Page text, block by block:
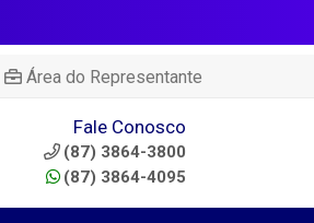
Área do Representante
Fale Conosco
(87) 3864-3800
(87) 3864-4095